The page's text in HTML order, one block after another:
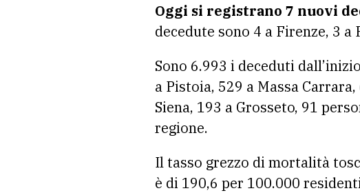
Oggi si registrano 7 nuovi
decedute sono 4 a Firenze, 3 a
Sono 6.993 i deceduti
a Pistoia, 529 a Massa
Siena, 193 a Grosseto, 91
regione.
Il tasso grezzo di mortalità
è di 190,6 per 100.000